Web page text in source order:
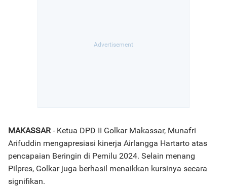
MAKASSAR- Ketua DPD II Golkar Makassar, Munafri
Arifuddin mengapresiasi kinerja Airlangga Hartarto atas
pencapaian Beringin di Pemilu 2024. Selain menang
Pilpres, Golkar juga berhasil menaikkan kursinya secara
signifikan.